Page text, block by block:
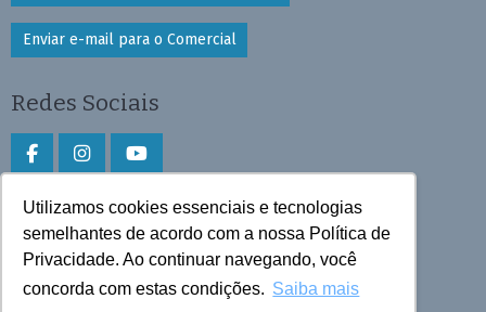
Utilizamos cookies essenciais e tecnologias
semelhantes de acordo com a nossa Política de
Privacidade. Ao continuar navegando, você
concorda com estas condições. Saiba mais
Enviar e-mail para o Comercial
Redes Sociais
Faça download do aplicativo
Play Store e App Store